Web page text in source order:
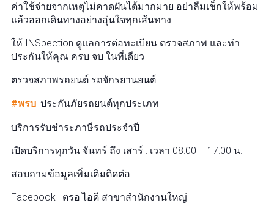
ค่าใช้จ่ายจากเหตุไม่คาดฝันได้มากมาย อย่าลืมเช็กให้พร้อม
แล้วออกเดินทางอย่างอุ่นใจทุกเส้นทาง
ให้ INSpection ดูแลการต่อทะเบียน ตรวจสภาพ และทำ
ประกันให้คุณ ครบ จบ ในที่เดียว
ตรวจสภาพรถยนต์ รถจักรยานยนต์
#พรบ. ประกันภัยรถยนต์ทุกประเภท
บริการรับชำระภาษีรถประจำปี
เปิดบริการทุกวัน จันทร์ ถึง เสาร์ : เวลา 08:00 – 17:00 น.
สอบถามข้อมูลเพิ่มเติมติดต่อ:
Facebook : ตรอ.ไอดี สาขาสำนักงานใหญ่